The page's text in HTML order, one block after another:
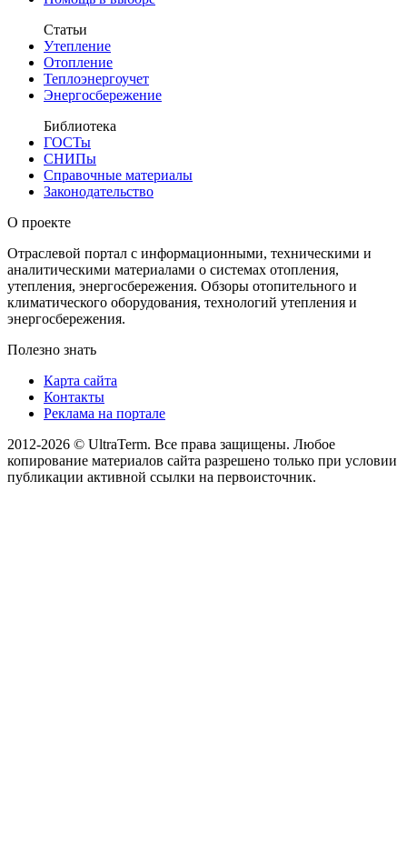
Статьи
Утепление
Отопление
Теплоэнергоучет
Энергосбережение
Библиотека
ГОСТы
СНИПы
Справочные материалы
Законодательство
О проекте
Отраслевой портал с информационными, техническими и
аналитическими материалами о системах отопления,
утепления, энергосбережения. Обзоры отопительного и
климатического оборудования, технологий утепления и
энергосбережения.
Полезно знать
Карта сайта
Контакты
Реклама на портале
2012-2026 © UltraTerm. Все права защищены. Любое
копирование материалов сайта разрешено только при условии
публикации активной ссылки на первоисточник.